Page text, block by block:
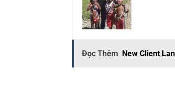
Đọc Thêm New Client